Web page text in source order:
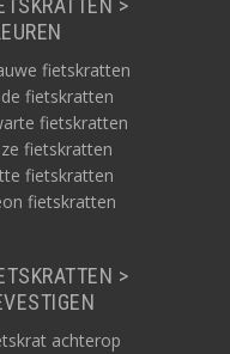
>
fietskratten
fietskratten
fietskratten
fietskratten
fietskratten
fietskratten
>
achterop